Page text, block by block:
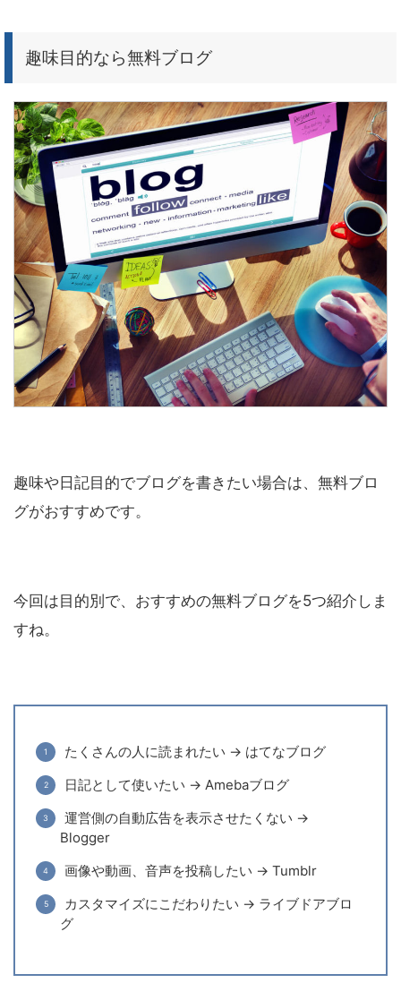
趣味目的なら無料ブログ
趣味や日記目的でブログを書きたい場合は、無料ブロ
グがおすすめです。
今回は目的別で、おすすめの無料ブログを5つ紹介しま
すね。
たくさんの人に読まれたい → はてなブログ
日記として使いたい → Amebaブログ
運営側の自動広告を表示させたくない →
Blogger
画像や動画、音声を投稿したい → Tumblr
カスタマイズにこだわりたい → ライブドアブロ
グ